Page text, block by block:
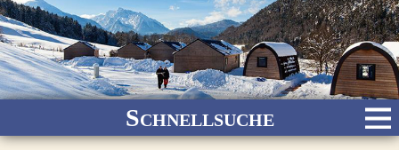
(c) Camping-Resort AllweglehenSchnellsuche